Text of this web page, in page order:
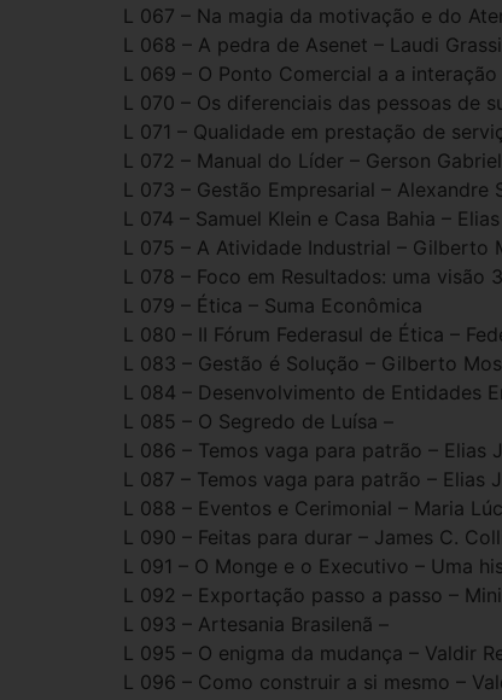
L 067 – Na magia da motivação e do
L 068 – A pedra de Asenet – Laudi
L 069 – O Ponto Comercial a a
L 070 – Os diferenciais das pessoas de
L 071 – Qualidade em prestação de
L 072 – Manual do Líder – Gerson
L 073 – Gestão Empresarial – Alexandre
L 074 – Samuel Klein e Casa Bahia –
L 075 – A Atividade Industrial – Gilberto
L 078 – Foco em Resultados: uma visão
L 079 – Ética – Suma Econômica
L 080 – II Fórum Federasul de Ética –
L 083 – Gestão é Solução – Gilberto
L 084 – Desenvolvimento de Entidades
L 085 – O Segredo de Luísa –
L 086 – Temos vaga para patrão – Elias
L 087 – Temos vaga para patrão – Elias
L 088 – Eventos e Cerimonial – Maria
L 090 – Feitas para durar – James C.
L 091 – O Monge e o Executivo – Uma
L 092 – Exportação passo a passo –
L 093 – Artesania Brasilenã –
L 095 – O enigma da mudança – Valdir
L 096 – Como construir a si mesmo –